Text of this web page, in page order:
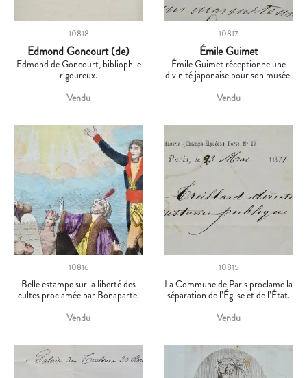
10818
Edmond Goncourt (de)
Edmond de Goncourt, bibliophile
rigoureux.
Vendu
10817
Émile Guimet
Émile Guimet réceptionne une
divinité japonaise pour son musée.
Vendu
10816
Belle estampe sur la liberté des
cultes proclamée par Bonaparte.
Vendu
10815
La Commune de Paris proclame la
séparation de l’Église et de l’État.
Vendu